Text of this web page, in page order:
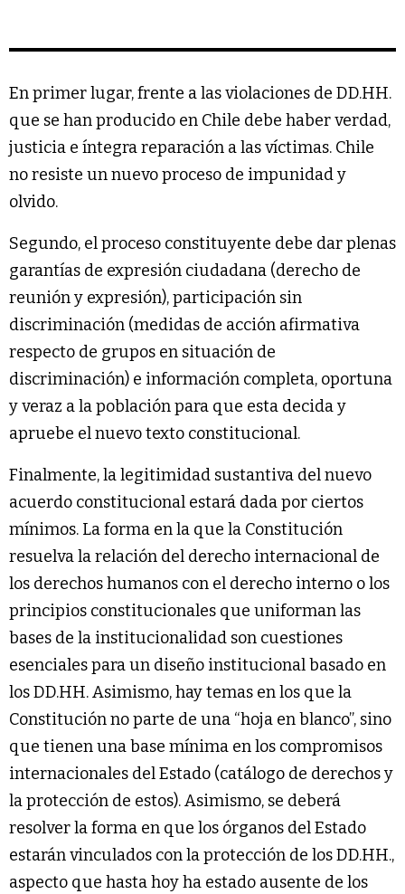
En primer lugar, frente a las violaciones de DD.HH.
que se han producido en Chile debe haber verdad,
justicia e íntegra reparación a las víctimas. Chile
no resiste un nuevo proceso de impunidad y
olvido.
Segundo, el proceso constituyente debe dar plenas
garantías de expresión ciudadana (derecho de
reunión y expresión), participación sin
discriminación (medidas de acción afirmativa
respecto de grupos en situación de
discriminación) e información completa, oportuna
y veraz a la población para que esta decida y
apruebe el nuevo texto constitucional.
Finalmente, la legitimidad sustantiva del nuevo
acuerdo constitucional estará dada por ciertos
mínimos. La forma en la que la Constitución
resuelva la relación del derecho internacional de
los derechos humanos con el derecho interno o los
principios constitucionales que uniforman las
bases de la institucionalidad son cuestiones
esenciales para un diseño institucional basado en
los DD.HH. Asimismo, hay temas en los que la
Constitución no parte de una “hoja en blanco”, sino
que tienen una base mínima en los compromisos
internacionales del Estado (catálogo de derechos y
la protección de estos). Asimismo, se deberá
resolver la forma en que los órganos del Estado
estarán vinculados con la protección de los DD.HH.,
aspecto que hasta hoy ha estado ausente de los